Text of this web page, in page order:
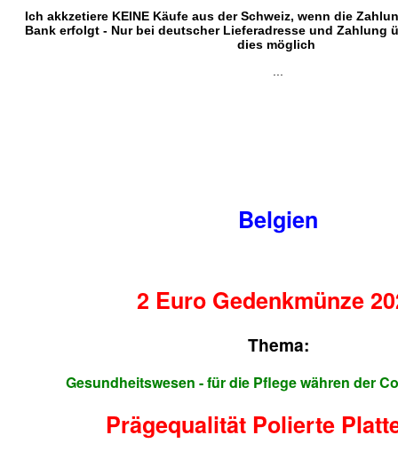
Ich akkzetiere KEINE Käufe aus der Schweiz, wenn die
Bank erfolgt - Nur bei deutscher Lieferadresse und Zahlung
dies möglich
Belgien
2 Euro Gedenkmünze
Thema:
Gesundheitswesen - für die Pflege währen der
Prägequalität Polierte